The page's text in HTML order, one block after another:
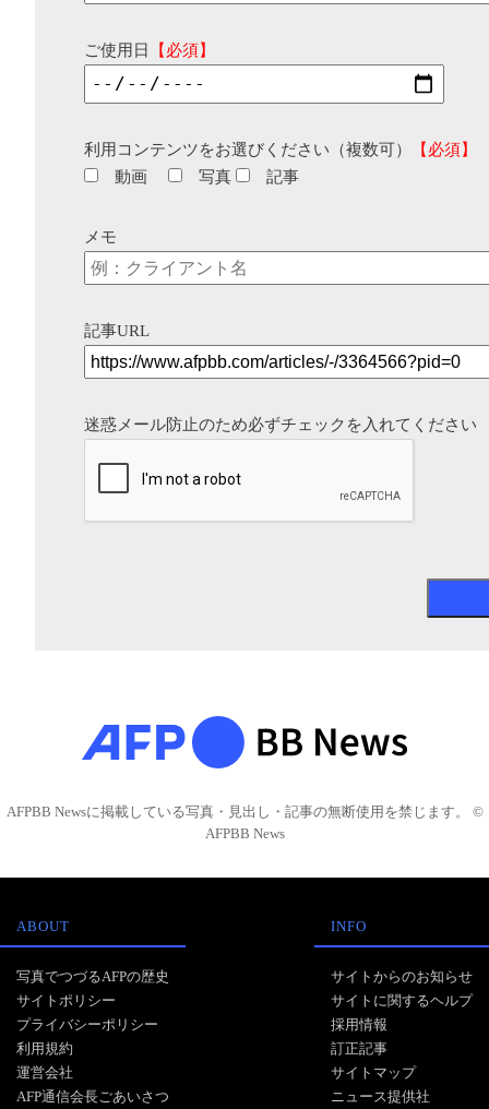
ご使用日 【必須】
利用コンテンツをお選びください（複数可）
【必須】
動画
写真 記事
メモ
記事URL
迷惑メール防止のため必ずチェックを入れてください
AFPBB Newsに掲載している写真・見出し・記事の無断使用を禁じます。 ©
AFPBB News
ABOUT
写真でつづるAFPの歴史
サイトポリシー
プライバシーポリシー
利用規約
運営会社
AFP通信会長ごあいさつ
INFO
サイトからのお知らせ
サイトに関するヘルプ
採用情報
訂正記事
サイトマップ
ニュース提供社